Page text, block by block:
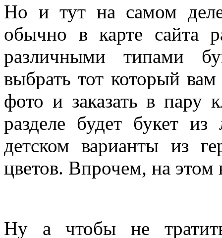
Но и тут на самом
обычно в карте сайта
различными типами
выбрать тот который
фото и заказать в пару
разделе будет букет
детском варианты из
цветов. Впрочем, на этом
Ну а чтобы не